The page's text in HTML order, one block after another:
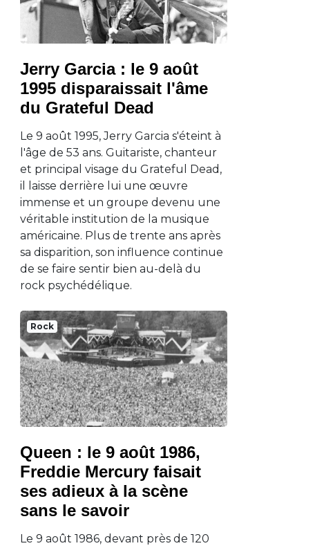
Jerry Garcia : le 9 août
1995 disparaissait l'âme
du Grateful Dead
Le 9 août 1995, Jerry Garcia s'éteint à
l'âge de 53 ans. Guitariste, chanteur
et principal visage du Grateful Dead,
il laisse derrière lui une œuvre
immense et un groupe devenu une
véritable institution de la musique
américaine. Plus de trente ans après
sa disparition, son influence continue
de se faire sentir bien au-delà du
rock psychédélique.
Rock
Queen : le 9 août 1986,
Freddie Mercury faisait
ses adieux à la scène
sans le savoir
Le 9 août 1986, devant près de 120